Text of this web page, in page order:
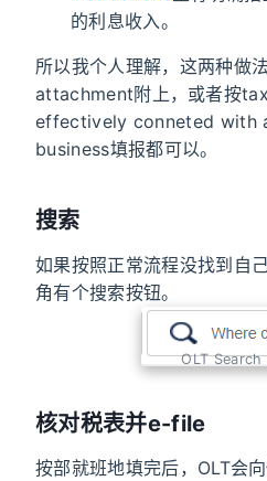
的利息收入。
所以我个人理解，这两种做
attachment附上，或者按
effectively conneted with
business填报都可以。
搜索
如果按照正常流程没找到自
角有个搜索按钮。
OLT
核对税表并e-file
按部就班地填完后，OLT会